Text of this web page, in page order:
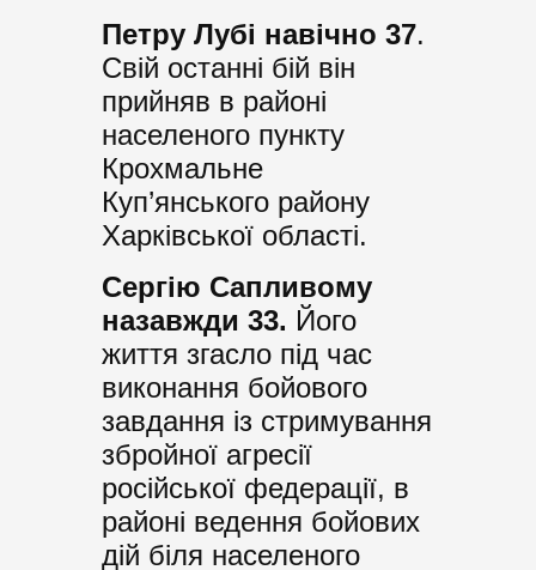
Петру Лубі навічно 37.
Свій останні бій він
прийняв в районі
населеного пункту
Крохмальне
Куп’янського району
Харківської області.
Сергію Сапливому
назавжди 33. Його
життя згасло під час
виконання бойового
завдання із стримування
збройної агресії
російської федерації, в
районі ведення бойових
дій біля населеного